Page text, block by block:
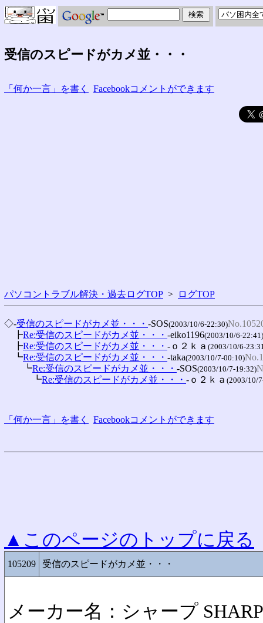
受信のスピードがカメ並・・・
「何か一言」を書く Facebookコメントができます
パソコントラブル解決・過去ログTOP > ログTOP
◇-受信のスピードがカメ並・・・ -SOS(2003/10/6-22:30)
┣Re:受信のスピードがカメ並・・・ -eiko1196(2003/10/6-22:41)
┣Re:受信のスピードがカメ並・・・ -ｏ２ｋａ (2003/10/6-
┗Re:受信のスピードがカメ並・・・ -taka(2003/10/7-00:10)
┗Re:受信のスピードがカメ並・・・ -SOS(2003/10/7-19:32)
┗Re:受信のスピードがカメ並・・・ -ｏ２ｋａ (2003/10/
「何か一言」を書く Facebookコメントができます
▲このページのトップに戻る
105209 受信のスピードがカメ並・・・
メーカー名：シャープ SHARP